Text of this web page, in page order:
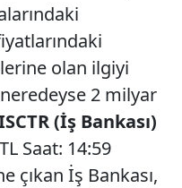
olan ilgiyi
2 milyar
(İş Bankası)
Saat: 14:59
çıkan İş Bankası,